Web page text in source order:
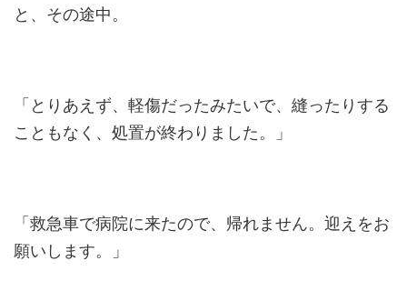
と、その途中。
「とりあえず、軽傷だったみたいで、縫ったりする
こともなく、処置が終わりました。」
「救急車で病院に来たので、帰れません。迎えをお
願いします。」